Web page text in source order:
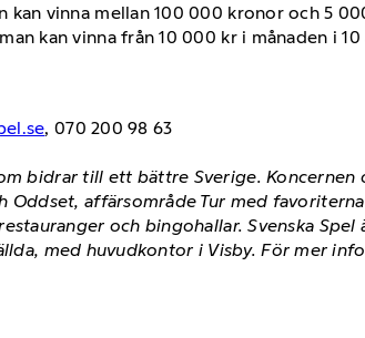
kan vinna mellan 100 000 kronor och 5
kan vinna från 10 000 kr i månaden i
, 070 200 98 63
bidrar till ett bättre Sverige.
affärsområde Tur med
och bingohallar. Svenska Spel
med huvudkontor i Visby. För mer